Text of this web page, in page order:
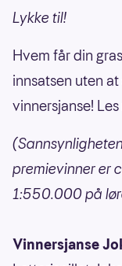
Lykke til!
Hvem får din
innsatsen uten
vinnersjanse!
premievinner er
1:550.000 på
Vinnersjanse